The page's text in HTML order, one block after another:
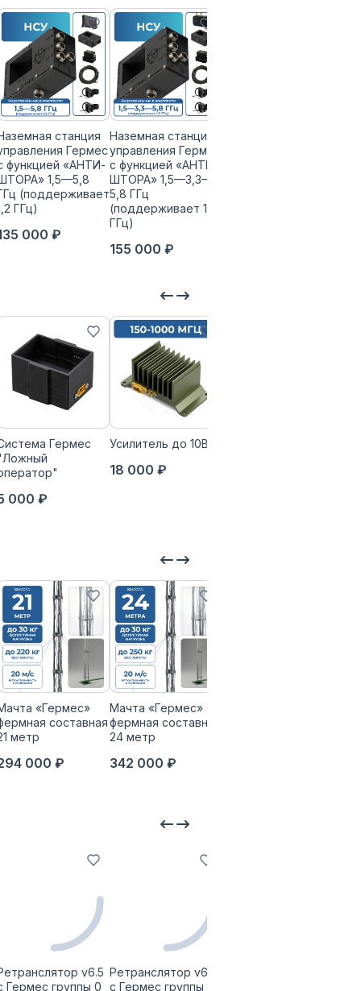
станция
Гермес
функцией «АНТИ-
1,5—5,8
(поддерживает
ГГц)
000 ₽
Наземная станция
управления Гермес
с функцией «АНТИ-
ШТОРА» 1,5—3,3—
5,8 ГГц
(поддерживает 1,2
ГГц)
155 000 ₽
Гермес
000 ₽
Усилитель до 10Вт
18 000 ₽
«Гермес»
составная
метр
000 ₽
Мачта «Гермес»
фермная составная
24 метр
342 000 ₽
v6.5
Гермес группы 0
Ретранслятор v6.5
с Гермес группы 0